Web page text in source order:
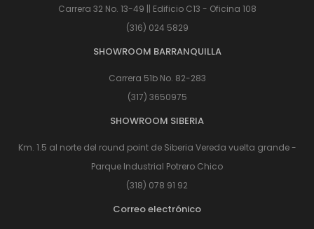
Carrera 32 No. 13-49 || Edificio C13 - Oficina 108
(316) 024 5829
SHOWROOM BARRANQUILLA
Carrera 51b No. 82-283
(317) 3650975
SHOWROOM SIBERIA
Km. 1.5 al norte del round point de Siberia Vereda vuelta grande -
Parque Industrial Potrero Chico
(318) 078 91 92
Correo electrónico